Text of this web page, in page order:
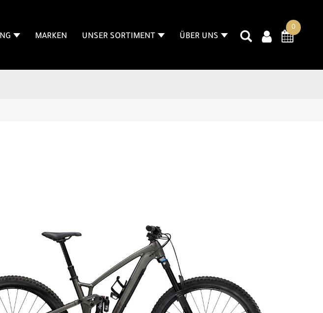
0
MARKEN UNSER SORTIMENT ÜBER UNS